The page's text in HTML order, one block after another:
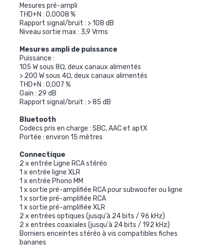
Mesures pré-ampli
THD+N : 0,0008 %
Rapport signal/bruit : > 108 dB
Niveau sortie max : 3,9 Vrms
Mesures ampli de puissance
Puissance :
105 W sous 8Ω, deux canaux alimentés
> 200 W sous 4Ω, deux canaux alimentés
THD+N : 0,007 %
Gain : 29 dB
Rapport signal/bruit : > 85 dB
Bluetooth
Codecs pris en charge : SBC, AAC et aptX
Portée : environ 15 mètres
Connectique
2 x entrée Ligne RCA stéréo
1 x entrée ligne XLR
1 x entrée Phono MM
1 x sortie pré-amplifiée RCA pour subwoofer ou ligne
1 x sortie pré-amplifiée RCA
1 x sortie pré-amplifiée XLR
2 x entrées optiques (jusqu'à 24 bits / 96 kHz)
2 x entrées coaxiales (jusqu'à 24 bits / 192 kHz)
Borniers enceintes stéréo à vis compatibles fiches
bananes